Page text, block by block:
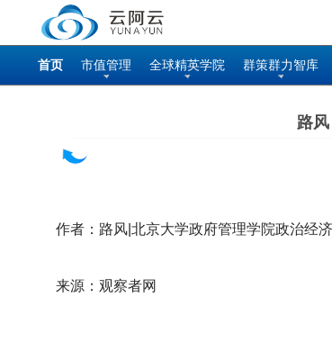
首页 市值管理 全球精英学院 群策群力智库
路
作者：路风|北京大学政府管理学院政治经
来源：观察者网